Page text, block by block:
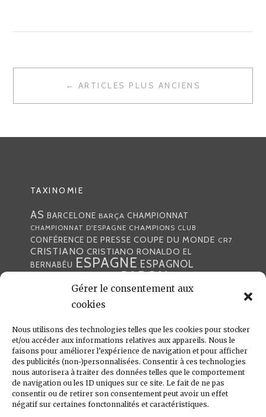
Gérer le consentement aux
cookies
Nous utilisons des technologies telles que les cookies pour stocker
et/ou accéder aux informations relatives aux appareils. Nous le
faisons pour améliorer l’expérience de navigation et pour afficher
des publicités (non-)personnalisées. Consentir à ces technologies
nous autorisera à traiter des données telles que le comportement
de navigation ou les ID uniques sur ce site. Le fait de ne pas
consentir ou de retirer son consentement peut avoir un effet
négatif sur certaines fonctonnalités et caractéristiques.
← ARTICLES PLUS ANCIENS
TAXINOMIE
AS BARCELONE BARÇA CHAMPIONNAT
CHAMPIONNAT D'ESPAGNE CHAMPIONS CLUB
CONFÉRENCE DE PRESSE COUPE DU MONDE CR7
CRISTIANO CRISTIANO RONALDO EL
BERNABÉU ESPAGNE ESPAGNOL
GABON
JULEN LOPETEGUI KARIM BENZÉMA
LIGUE DES CHAMPIONS
MADRILÈNES MARCA MARCELO MERCATO
MERENGUE MERENGUES PORTUGAL PRESSE
PRESSE MADRILÈNEREALREAL
MADRID RONALDO SANTIAGO SOLARI
UEFA ZIDANE ZINÉDINE ZINÉDINE ZIDANE
LIENS UTILES